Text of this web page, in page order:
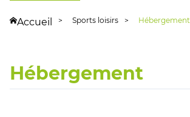
Accueil Sports loisirs Hébergement
Hébergement